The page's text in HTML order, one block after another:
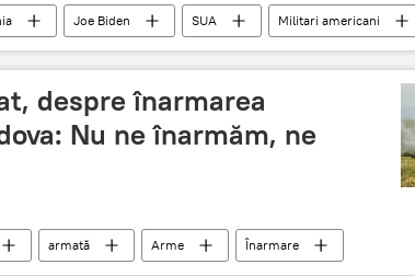
Joe Biden SUA Militari americani
despre înarmarea
Nu ne înarmăm, ne
armată Arme Înarmare